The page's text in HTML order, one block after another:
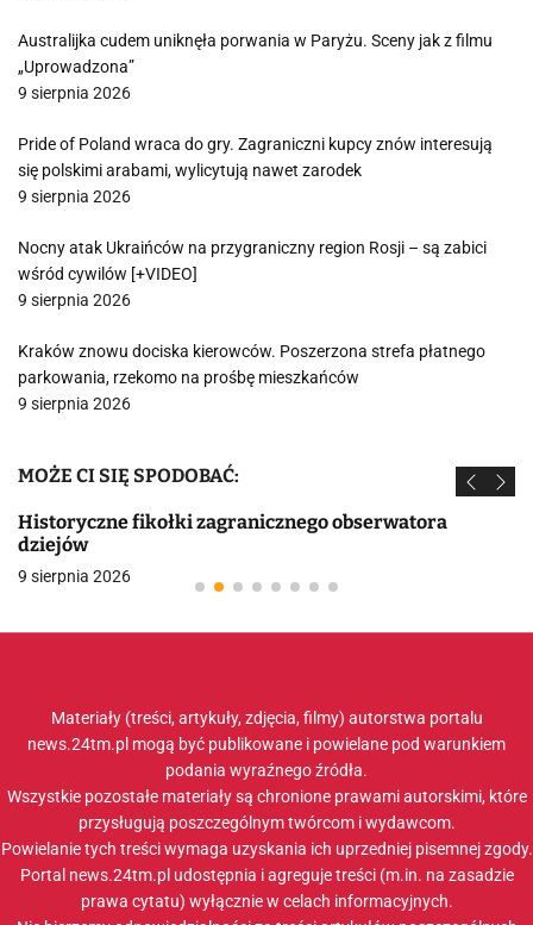
Australijka cudem uniknęła porwania w Paryżu. Sceny jak z filmu
„Uprowadzona”
9 sierpnia 2026
Pride of Poland wraca do gry. Zagraniczni kupcy znów interesują
się polskimi arabami, wylicytują nawet zarodek
9 sierpnia 2026
Nocny atak Ukraińców na przygraniczny region Rosji – są zabici
wśród cywilów [+VIDEO]
9 sierpnia 2026
Kraków znowu dociska kierowców. Poszerzona strefa płatnego
parkowania, rzekomo na prośbę mieszkańców
9 sierpnia 2026
MOŻE CI SIĘ SPODOBAĆ:
Historyczne fikołki zagranicznego obserwatora
dziejów
9 sierpnia 2026
Materiały (treści, artykuły, zdjęcia, filmy) autorstwa portalu
news.24tm.pl mogą być publikowane i powielane pod warunkiem
podania wyraźnego źródła.
Wszystkie pozostałe materiały są chronione prawami autorskimi, które
przysługują poszczególnym twórcom i wydawcom.
Powielanie tych treści wymaga uzyskania ich uprzedniej pisemnej zgody.
Portal news.24tm.pl udostępnia i agreguje treści (m.in. na zasadzie
prawa cytatu) wyłącznie w celach informacyjnych.